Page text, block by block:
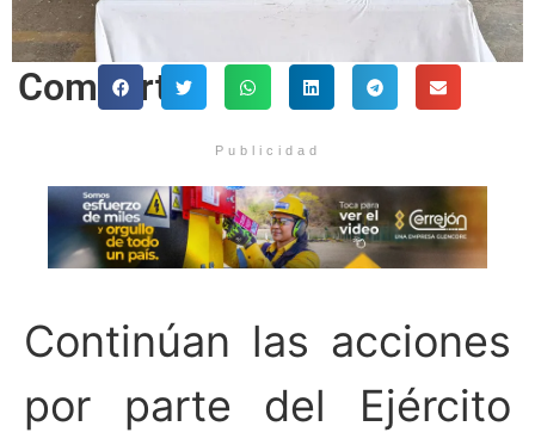
Comparte
Publicidad
Continúan las acciones
por parte del Ejército